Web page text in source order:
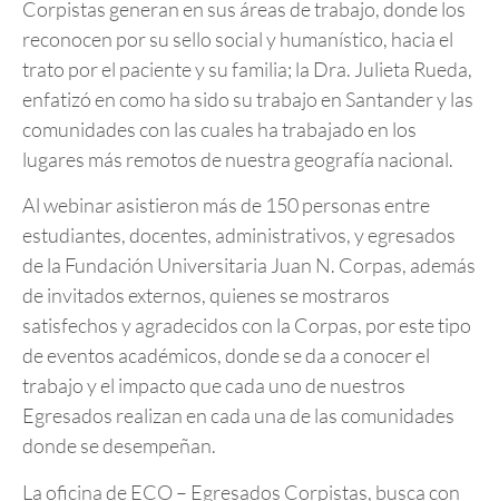
Corpistas generan en sus áreas de trabajo, donde los
reconocen por su sello social y humanístico, hacia el
trato por el paciente y su familia; la Dra. Julieta Rueda,
enfatizó en como ha sido su trabajo en Santander y las
comunidades con las cuales ha trabajado en los
lugares más remotos de nuestra geografía nacional.
Al webinar asistieron más de 150 personas entre
estudiantes, docentes, administrativos, y egresados
de la Fundación Universitaria Juan N. Corpas, además
de invitados externos, quienes se mostraros
satisfechos y agradecidos con la Corpas, por este tipo
de eventos académicos, donde se da a conocer el
trabajo y el impacto que cada uno de nuestros
Egresados realizan en cada una de las comunidades
donde se desempeñan.
La oficina de ECO – Egresados Corpistas, busca con